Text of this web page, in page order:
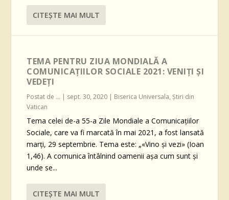
CITEŞTE MAI MULT
TEMA PENTRU ZIUA MONDIALĂ A
COMUNICAȚIILOR SOCIALE 2021: VENIȚI ȘI
VEDEȚI
Postat de ... | sept. 30, 2020 | Biserica Universala,Știri din
Vatican
Tema celei de-a 55-a Zile Mondiale a Comunicațiilor
Sociale, care va fi marcată în mai 2021, a fost lansată
marți, 29 septembrie. Tema este: „«Vino și vezi» (Ioan
1,46). A comunica întâlnind oamenii așa cum sunt și
unde se...
CITEŞTE MAI MULT